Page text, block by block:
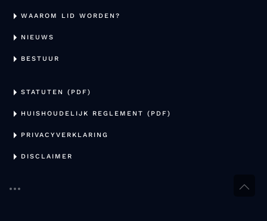
WAAROM LID WORDEN?
NIEUWS
BESTUUR
STATUTEN (PDF)
HUISHOUDELIJK REGLEMENT (PDF)
PRIVACYVERKLARING
DISCLAIMER